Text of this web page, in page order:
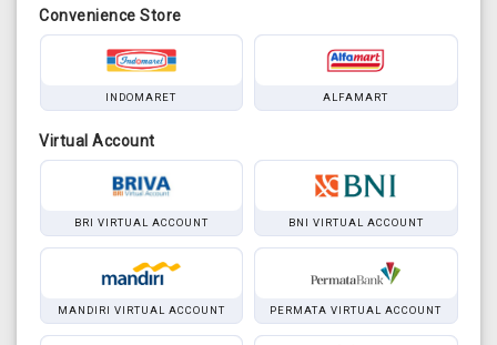
Convenience Store
INDOMARET ALFAMART
Virtual Account
BRI VIRTUAL ACCOUNT BNI VIRTUAL ACCOUNT
MANDIRI VIRTUAL ACCOUNT PERMATA VIRTUAL ACCOUNT